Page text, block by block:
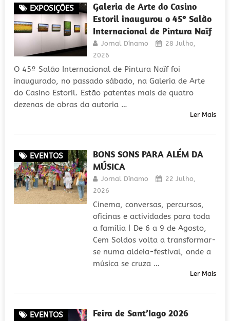
EXPOSIÇÕES
Galeria de Arte do Casino
Estoril inaugurou o 45º Salão
Internacional de Pintura Naïf
Jornal Dínamo
28 Julho,
2026
O 45º Salão Internacional de Pintura Naïf foi
inaugurado, no passado sábado, na Galeria de Arte
do Casino Estoril. Estão patentes mais de quatro
dezenas de obras da autoria …
Ler Mais
EVENTOS
BONS SONS PARA ALÉM DA
MÚSICA
Jornal Dínamo
22 Julho,
2026
Cinema, conversas, percursos,
oficinas e actividades para toda
a família | De 6 a 9 de Agosto,
Cem Soldos volta a transformar-
se numa aldeia-festival, onde a
música se cruza …
Ler Mais
EVENTOS Feira de Sant’Iago 2026